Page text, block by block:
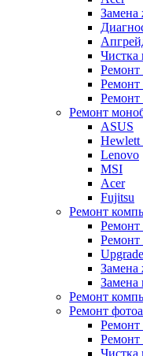
Замена
Чистка
Ремонт
Ремонт
Ремонт
Ремонт
ASUS
Hewlett
Lenovo
MSI
Acer
Fujitsu
Ремонт
Ремонт
Ремонт
Замена
Замена
Ремонт
Ремонт
Ремонт
Ремонт
Чистка